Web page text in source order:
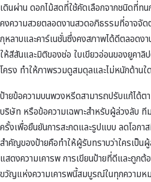
เดินผ่าน ดอกไม้สดที่ใช้คัดเลือกจากชนิดที่ท
คงความสวยตลอดงานสวดอภิธรรมที่อาจจั
กุหลาบและคาร์เนชั่นซึ่งคงสภาพได้ดีตลอดง
ให้สีสันและมิติของช่อ ใบเขียวอ่อนของยูคาลิ
โครง ทำให้ภาพรวมดูสมดุลและไม่หนักด้านใ
ป้ายข้อความบนพวงหรีดสามารถปรับแก้ได้
บริษัท หรือข้อความเฉพาะสำหรับผู้ล่วงลับ
ครั้งเพื่อยืนยันการสะกดและรูปแบบ ลดโอก
สำคัญของป้ายคือทำให้ผู้รับทราบว่าใครเป็น
แสดงความเคารพ การเขียนป้ายที่ดีและถูกต้
ขวัญแห่งความเคารพนี้สมบูรณ์ในทุกความห